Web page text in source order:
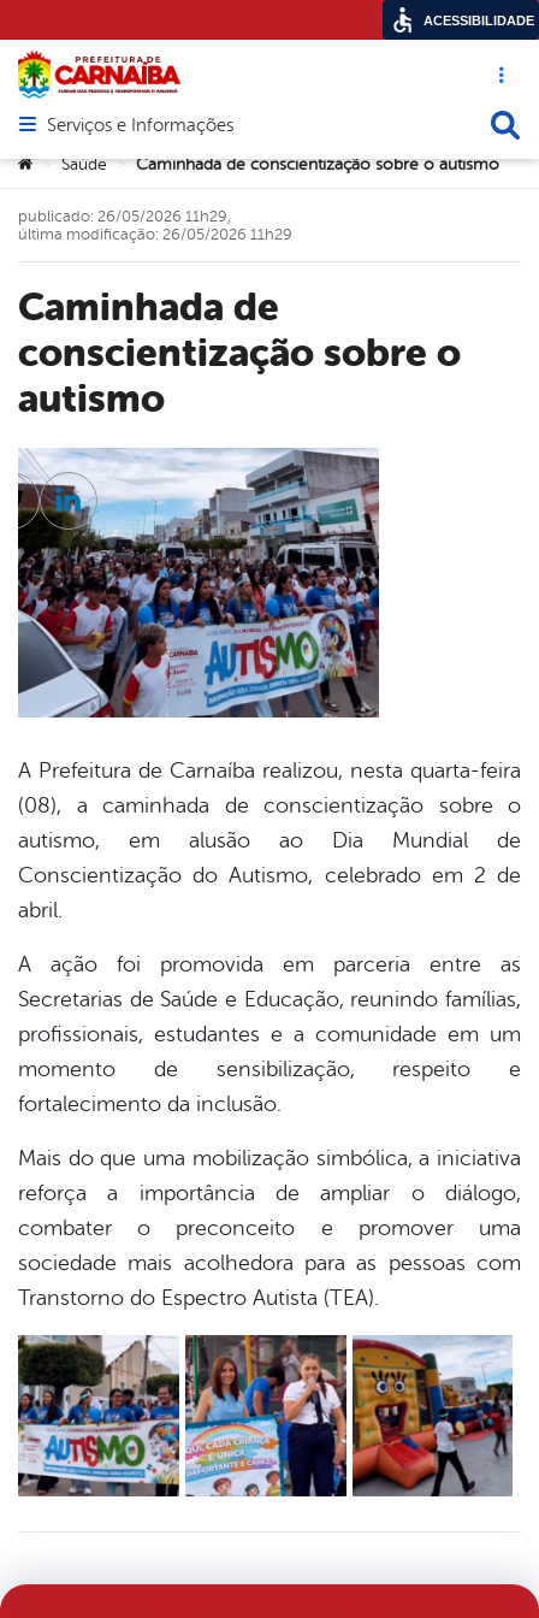
Acesso
Abrir menu principal de navegação
Serviços e Informações
Você está aqui:
> Saúde > Caminhada de conscientização sobre o autismo
Caminhada de
conscientização sobre o
autismo
publicado: 26/05/2026 11h29,
última modificação: 26/05/2026 11h29
A Prefeitura de Carnaíba realizou, nesta quarta-feira
(08), a caminhada de conscientização sobre o
autismo, em alusão ao Dia Mundial de
Conscientização do Autismo, celebrado em 2 de
abril.
A ação foi promovida em parceria entre as
Secretarias de Saúde e Educação, reunindo famílias,
profissionais, estudantes e a comunidade em um
momento de sensibilização, respeito e
fortalecimento da inclusão.
Mais do que uma mobilização simbólica, a iniciativa
reforça a importância de ampliar o diálogo,
combater o preconceito e promover uma
sociedade mais acolhedora para as pessoas com
Transtorno do Espectro Autista (TEA).
Twitter
Linkedin
ACESSIBILIDADE